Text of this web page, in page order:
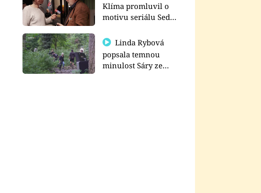
Klíma promluvil o
motivu seriálu Sedm
Linda Rybová
popsala temnou
minulost Sáry ze